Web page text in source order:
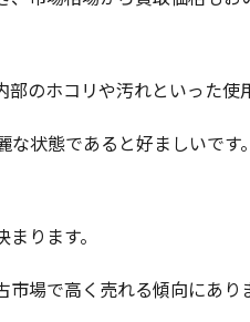
のホコリや汚れといった使
状態であると好ましいです。
ります。
場で高く売れる傾向にあり